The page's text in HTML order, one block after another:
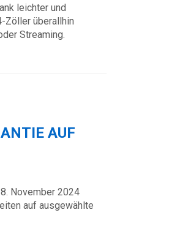
leichter und
Zöller überallhin
Streaming.
AUF
November 2024
auf ausgewählte